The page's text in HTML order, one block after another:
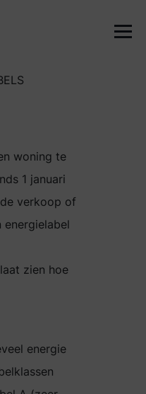
woning te
1 januari
verkoop of
energielabel
zien hoe
energie